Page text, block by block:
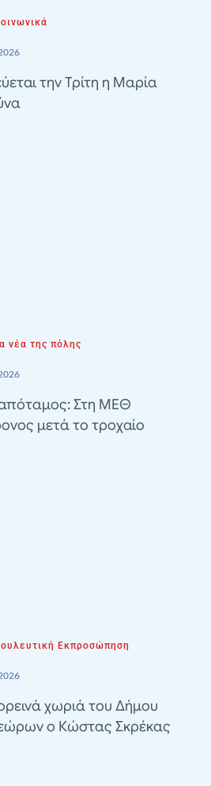
την Τρίτη η Μαρία
νέα της πόλης
Στη ΜΕΘ
μετά το τροχαίο
Εκπροσώπηση
χωριά του Δήμου
ο Κώστας Σκρέκας